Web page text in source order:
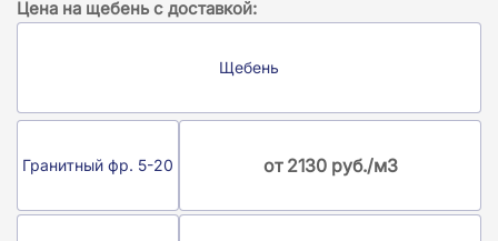
Цена на щебень с доставкой:
Щебень
Гранитный фр. 5-20 от 2130 руб./м3